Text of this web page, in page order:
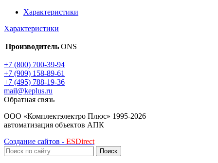
Характеристики
Характеристики
Производитель ONS
+7 (800) 700-39-94
+7 (909) 158-89-61
+7 (495) 788-19-36
mail@keplus.ru
Обратная связь
ООО «Комплектэлектро Плюс» 1995-2026
автоматизация объектов АПК
Создание сайтов - ESDirect
Поиск